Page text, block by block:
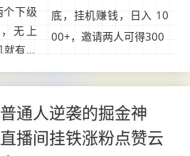
下级
无上
有米
成本项
阅读即
台，
器链
通人逆袭的掘金神
播间挂铁涨粉点赞云